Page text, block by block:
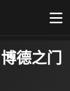
德之门